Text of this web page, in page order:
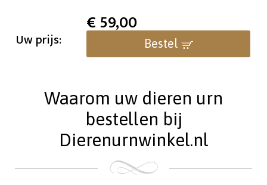
Uw prijs:
€59,00
Bestel
Waarom uw dieren urn
bestellen bij
Dierenurnwinkel.nl